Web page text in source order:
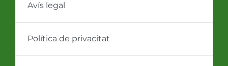
Avís legal
Política de privacitat